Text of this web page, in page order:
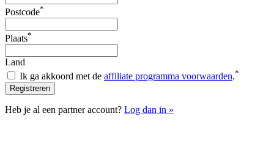
Postcode*
Plaats*
Land
Ik ga akkoord met de affiliate programma voorwaarden.*
Registreren
Heb je al een partner account? Log dan in »